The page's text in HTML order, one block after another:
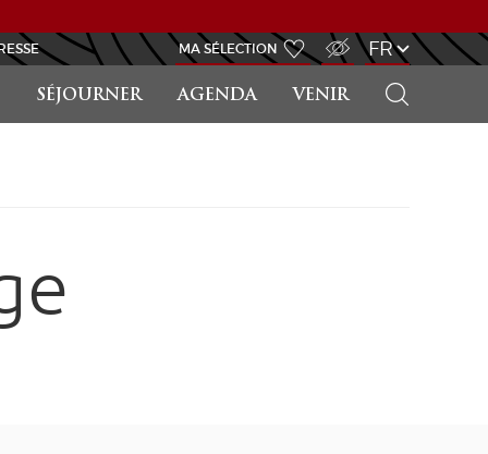
SÉJOURNER AGENDA VENIR
MA SÉLECTION FR